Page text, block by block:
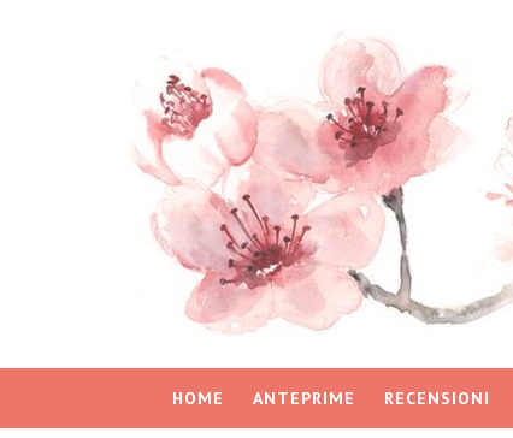
HOME ANTEPRIME RECENSIONI